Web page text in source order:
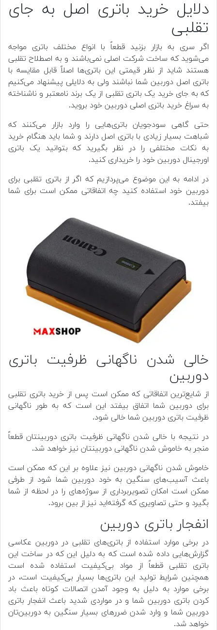
دلایل خرید باتری اصل به جای
تقلبی
اگر سری به بازار بزنید قطعاً با انواع مختلف باتری مواجه
می‌شوید که ساخت شرکت اصلی نمی‌باشند و به اصطلاح تقلبی
هستند شاید از نظر قیمتی این باتری‌ها اصلاً قابل مقایسه با
باتری اصل دوربین شما نباشند ولی به دلایلی پیشنهاد می‌کنیم
که به جای خرید یک باتری تقلبی از یک برند نامعتبر و ناشناخته
به سراغ خرید باتری اصلی دوربین خود بروید.
حتی گاهی سودجویان باتری‌هایی را وارد بازار می‌کنند که
شباهت بسیار زیادی با باتری اصل دارند و شما باید هنگام خرید
به نکات مختلفی را در نظر بگیرید که بتوانید یک باتری
اورجینال دوربین خود را خریداری کنید.
در ادامه به این موضوع می‌پردازیم که اگر از باتری تقلبی برای
دوربین خود استفاده کنید چه اتفاقاتی ممکن است برای شما
بیفتد.
خالی شدن ناگهانی ظرفیت باتری
دوربین
از شایع‌ترین اتفاقاتی که ممکن است پس از خرید باتری تقلبی
برای دوربین شما اتفاق بیفتد این است که به طور ناگهانی
ظرفیت باتری دوربین شما خالی شود.
در نتیجه با خالی شدن ناگهانی ظرفیت باتری دوربینتان قطعاً
منجر به خاموش شدن ناگهانی دوربینتان نیز خواهد شد.
خاموش شدن ناگهانی دوربین نیز علاوه بر این که ممکن است
باعث آسیب‌های سنگین به خود دوربین شما شود از طرفی
ممکن است امکان تصویربرداری از سوژه‌های را در لحظه از شما
بگیرد و حتی تصاویری که گرفته‌اید نیز از بین برود.
انفجار باتری دوربین
در برخی موارد استفاده از باتری‌های تقلبی در دوربین عکاسی
گزارش‌هایی داده شده است که به دلیل این که در ساخت این
باتری تقلبی قطعاً از مواد بی‌کیفیت استفاده شده است
همچنین شرایط تولید این باتری‌ها بسیار بی‌کیفیت است، در
برخی موارد به دلیل به وجود آمدن اتصالات کوتاه باعث باد
کردن باتری دوربین شما و در مواردی شدید باعث انفجار باتری
دوربین شما و وارد شدن ضرر‌های بسیار سنگین به دوربین‌تان
خواهد شد.